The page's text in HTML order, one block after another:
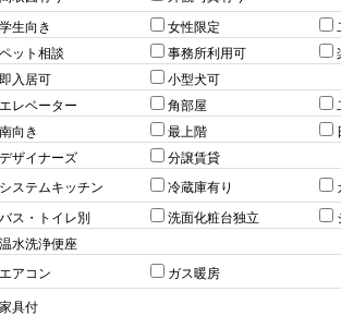
学生向き 女性限定
ペット相談
事務所利用可
即入居可
小型犬可
エレベーター 角部屋
南向き
最上階
デザイナーズ
分譲賃貸
システムキッチン 冷蔵庫有り
バス・トイレ別 洗面化粧台独立
温水洗浄便座
エアコン ガス暖房
家具付